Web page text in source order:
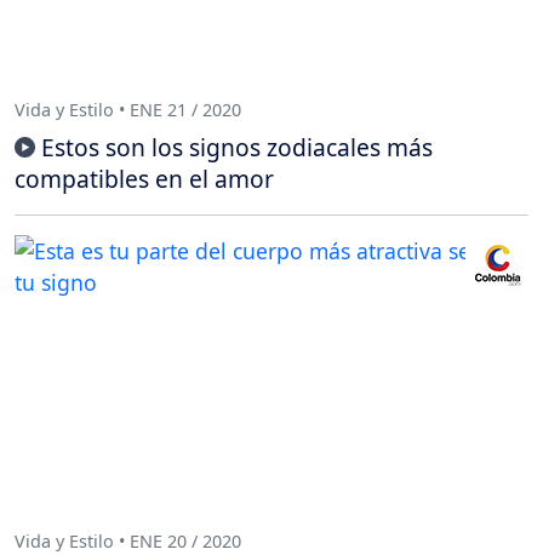
Vida y Estilo • ENE 21 / 2020
Estos son los signos zodiacales más
compatibles en el amor
Vida y Estilo • ENE 20 / 2020